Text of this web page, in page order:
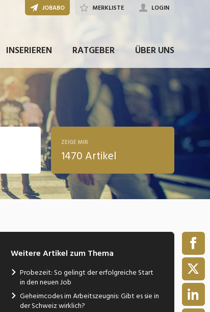
INSERIEREN RATGEBER ÜBER UNS
JOBABO MERKLISTE LOGIN
ZEIGE MIR
1470 Artikel
Weitere Artikel zum Thema
Probezeit: So gelingt der erfolgreiche Start
in den neuen Job
Geheimcodes im Arbeitszeugnis: Gibt es sie in
der Schweiz wirklich?